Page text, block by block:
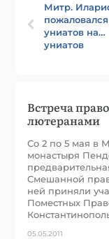
Митр.
униатов на…
униатов
Встреча
лютеранами
Со 2 по 5 мая в
монастыря
Смешанной
ней приняли
Поместных
05.05.2011